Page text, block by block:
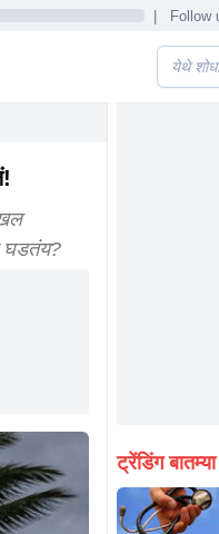
| Follow
but skymet offers a
घडतंय?
ट्रेंडिंग बातम्या